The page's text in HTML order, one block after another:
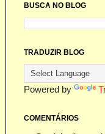
BUSCA NO BLOG
TRADUZIR BLOG
Powered by
COMENTÁRIOS